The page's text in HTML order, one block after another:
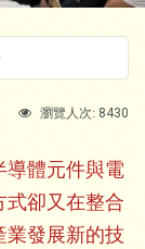
瀏覽人次: 8430
導體元件與電
式卻又在整合
業發展新的技